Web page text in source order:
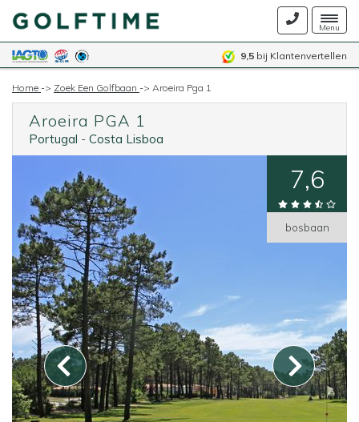
Menu
9,5 bij Klantenvertellen
Home -> Zoek Een Golfbaan -> Aroeira Pga 1
Aroeira PGA 1
Portugal - Costa Lisboa
7,6
bosbaan